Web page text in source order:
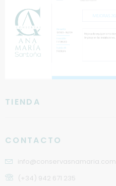
TIENDA
CONTACTO
info@conservasnamaria.com
(+34) 942 671 235